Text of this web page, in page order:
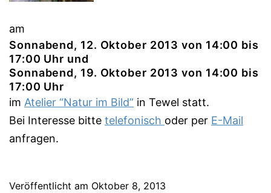
am
Sonnabend, 12. Oktober 2013 von 14:00 bis
17:00 Uhr und
Sonnabend, 19. Oktober 2013 von 14:00 bis
17:00 Uhr
im Atelier “Natur im Bild” in Tewel statt.
Bei Interesse bitte telefonisch oder per E-Mail
anfragen.
Veröffentlicht am Oktober 8, 2013